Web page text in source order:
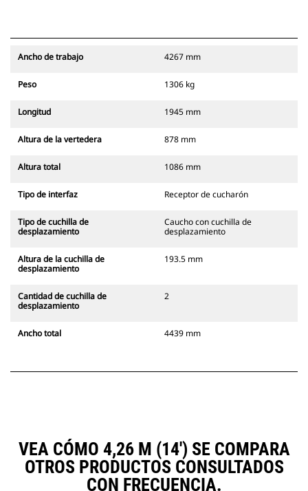
Ancho de trabajo 4267 mm
Peso 1306 kg
Longitud 1945 mm
Altura de la vertedera 878 mm
Altura total 1086 mm
Tipo de interfaz Receptor de cucharón
Tipo de cuchilla de
desplazamiento
Caucho con cuchilla de
desplazamiento
Altura de la cuchilla de
desplazamiento
193.5 mm
Cantidad de cuchilla de
desplazamiento
2
Ancho total 4439 mm
VEA CÓMO 4,26 M (14') SE COMPARA
OTROS PRODUCTOS CONSULTADOS
CON FRECUENCIA.